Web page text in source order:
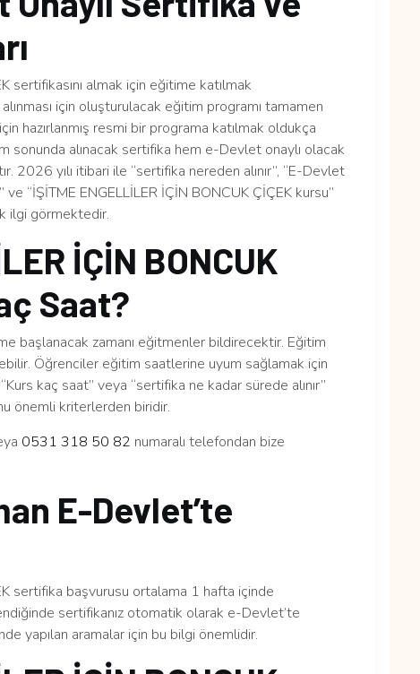
sertifikasını almak için eğitime katılmak
için oluşturulacak eğitim programı tamamen
hazırlanmış resmi bir programa katılmak oldukça
sonunda alınacak sertifika hem e-Devlet onaylı olacak
2026 yılı itibari ile “sertifika nereden alınır”, “E-Devlet
“İŞİTME ENGELLİLER İÇİN BONCUK ÇİÇEK kursu”
ilgi görmektedir.
İÇİN BONCUK
Saat?
başlanacak zamanı eğitmenler bildirecektir. Eğitim
Öğrenciler eğitim saatlerine uyum sağlamak için
kaç saat” veya “sertifika ne kadar sürede alınır”
önemli kriterlerden biridir.
0531 318 50 82 numaralı telefondan bize
E-Devlet’te
sertifika başvurusu ortalama 1 hafta içinde
sertifikanız otomatik olarak e-Devlet’te
yapılan aramalar için bu bilgi önemlidir.